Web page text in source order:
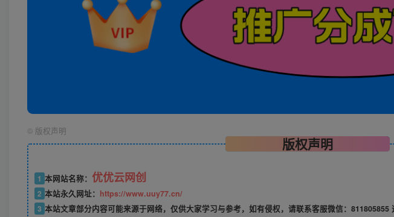
© 版权声明
版权声明
1 本网站名称： 优优云网创
2 本站永久网址： https://www.uuy77.cn/
3 本站文章部分内容可能来源于网络，仅供大家学习与参考，如有侵权，请联系客服微信：811805855